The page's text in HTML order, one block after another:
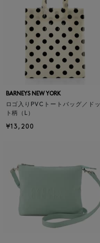
BARNEYS NEW YORK
ロゴ入りPVCトートバッグ／ドッ
ト柄（L）
¥13,200